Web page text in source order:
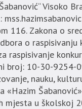
Visoko
116. Zakona o
o
raspisivanje
broj: 10-30-9254-
nauku,
«Hazim
u školskoj